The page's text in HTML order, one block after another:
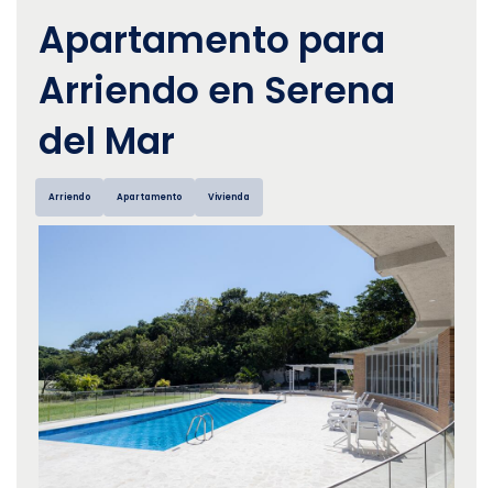
Apartamento para
Arriendo en Serena
del Mar
Arriendo Apartamento Vivienda